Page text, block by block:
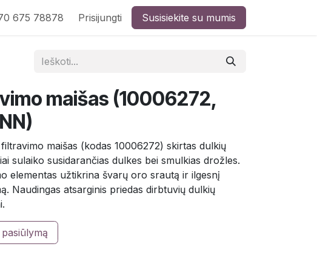
675 78878 Prisijungti Susisiekite su mumis
maišas (10006272,
maišas (kodas 10006272) skirtas dulkių
sulaiko susidarančias dulkes bei smulkias drožles.
elementas užtikrina švarų oro srautą ir ilgesnį
Naudingas atsarginis priedas dirbtuvių dulkių